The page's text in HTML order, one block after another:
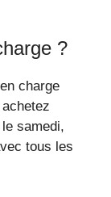
?
charge
samedi,
tous les